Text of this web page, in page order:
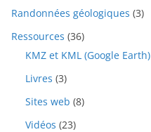
Randonnées géologiques (3)
Ressources (36)
KMZ et KML (Google Earth)
Livres (3)
Sites web (8)
Vidéos (23)